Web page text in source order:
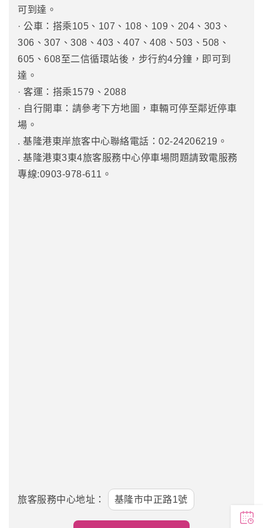
可到達。
· 公車：搭乘105、107、108、109、204、303、
306、307、308、403、407、408、503、508、
605、608至二信循環站後，步行約4分鐘，即可到
達。
· 客運：搭乘1579、2088
· 自行開車：請參考下方地圖，車輛可停至鄰近停車
場。
. 基隆港東岸旅客中心聯絡電話：02-24206219。
. 基隆港東3東4旅客服務中心停車場問題請致電服務
專線:0903-978-611。
旅客服務中心地址： 基隆市中正路1號